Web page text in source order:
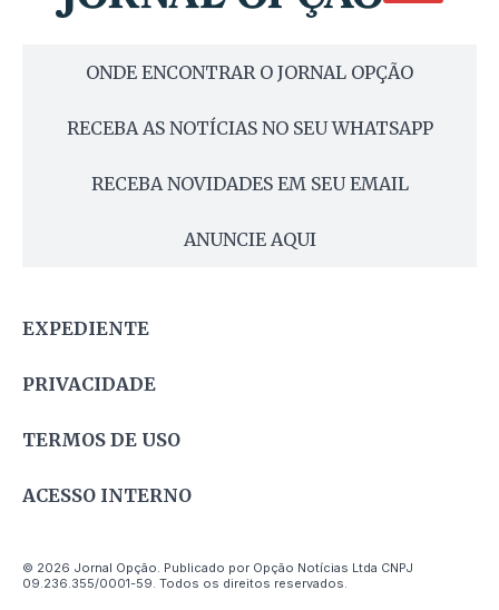
ONDE ENCONTRAR O JORNAL OPÇÃO
RECEBA AS NOTÍCIAS NO SEU WHATSAPP
RECEBA NOVIDADES EM SEU EMAIL
ANUNCIE AQUI
EXPEDIENTE
PRIVACIDADE
TERMOS DE USO
ACESSO INTERNO
© 2026 Jornal Opção. Publicado por Opção Notícias Ltda CNPJ
09.236.355/0001-59. Todos os direitos reservados.